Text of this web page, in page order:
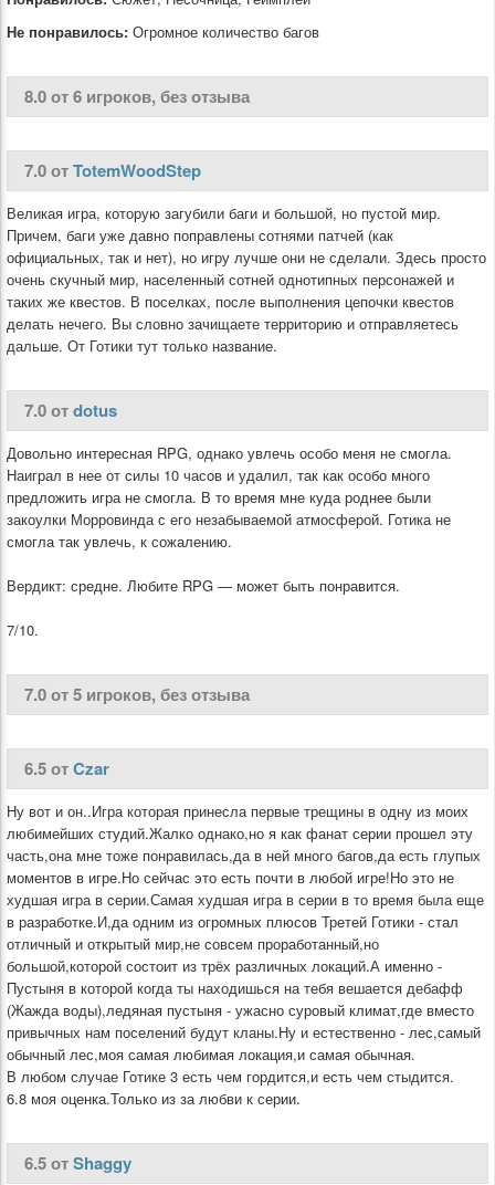
Не понравилось: Огромное количество багов
8.0 от 6 игроков, без отзыва
7.0 отTotemWoodStep
Великая игра, которую загубили баги и большой, но пустой мир.
Причем, баги уже давно поправлены сотнями патчей (как
официальных, так и нет), но игру лучше они не сделали. Здесь просто
очень скучный мир, населенный сотней однотипных персонажей и
таких же квестов. В поселках, после выполнения цепочки квестов
делать нечего. Вы словно зачищаете территорию и отправляетесь
дальше. От Готики тут только название.
7.0 отdotus
Довольно интересная RPG, однако увлечь особо меня не смогла.
Наиграл в нее от силы 10 часов и удалил, так как особо много
предложить игра не смогла. В то время мне куда роднее были
закоулки Морровинда с его незабываемой атмосферой. Готика не
смогла так увлечь, к сожалению.
Вердикт: средне. Любите RPG — может быть понравится.
7/10.
7.0 от 5 игроков, без отзыва
6.5 отCzar
Ну вот и он..Игра которая принесла первые трещины в одну из моих
любимейших студий.Жалко однако,но я как фанат серии прошел эту
часть,она мне тоже понравилась,да в ней много багов,да есть глупых
моментов в игре.Но сейчас это есть почти в любой игре!Но это не
худшая игра в серии.Самая худшая игра в серии в то время была еще
в разработке.И,да одним из огромных плюсов Третей Готики - стал
отличный и открытый мир,не совсем проработанный,но
большой,которой состоит из трёх различных локаций.А именно -
Пустыня в которой когда ты находишься на тебя вешается дебафф
(Жажда воды),ледяная пустыня - ужасно суровый климат,где вместо
привычных нам поселений будут кланы.Ну и естественно - лес,самый
обычный лес,моя самая любимая локация,и самая обычная.
В любом случае Готике 3 есть чем гордится,и есть чем стыдится.
6.8 моя оценка.Только из за любви к серии.
6.5 отShaggy